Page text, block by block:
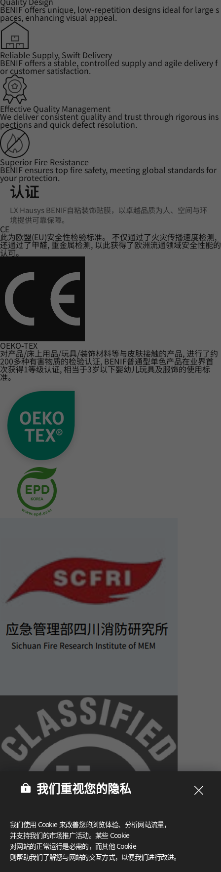
BENIF offers unique, low-repetition designs ideal for large s
paces, enhancing visual appeal.
Reliable Supply, Swift Delivery
BENIF offers a stable, controlled supply and agile delivery f
or customer satisfaction.
Effective Quality Management
We deliver consistent quality and trust through rigorous ins
pections and quick defect resolution.
Superior Fire Resistance
BENIF ensures top fire safety, meeting global standards for
your protection.
认证
LX Hausys BENIF自粘装饰贴膜，以卓越品质为人、空间与环
境提供可靠保障。
CE
此为欧盟(EU)安全性检验标准。 不仅通过了火灾传播速度检测,
还通过了甲醛, 重金属检测, 以此获得了欧洲流通领域安全性能的
认可。
OEKO-TEX
对产品/床上用品/玩具/装饰材料等与皮肤接触的产品, 进行了约
200多种有害物质的检验认证, BENIF普通型单色产品在业界首
次获得1等级认证, 相当于3岁以下婴幼儿玩具及服饰的使用标
准。
我们重视您的隐私
我们使用 Cookie 来改善您的浏览体验、分析网站流量，
并支持我们的市场推广活动。某些 Cookie
对网站的正常运行是必需的，而其他 Cookie
则帮助我们了解您与网站的交互方式，以便我们进行改进。